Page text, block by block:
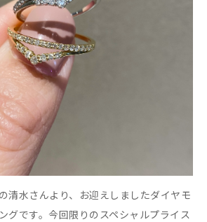
清水さんより、お迎えしましたダイヤモ
グです。今回限りのスペシャルプライス